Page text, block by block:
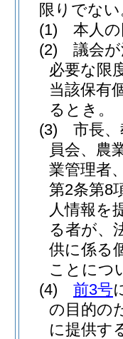
限りでな
(1)
本人
(2)
議会
必要な限
当該保有
るとき。
(3)
市長
員会、農
業管理者
第2条第8
人情報を
る者が、
供に係る
ことにつ
(4)
前3号
の目的の
に提供す